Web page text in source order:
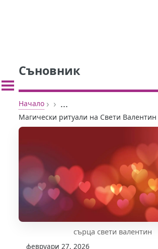
Съновник
Начало › › ...
Магически ритуали на Свети Валентин
сърца свети валентин
февруари 27, 2026